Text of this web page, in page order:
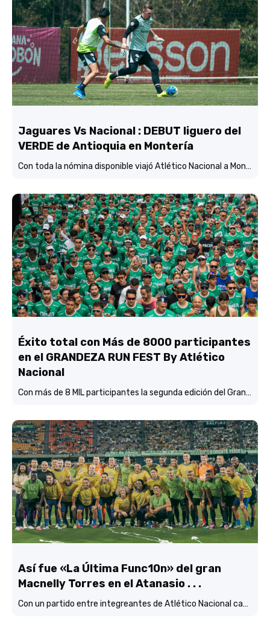
Jaguares Vs Nacional : DEBUT liguero del
VERDE de Antioquia en Montería
Con toda la nómina disponible viajó Atlético Nacional a Montería y está concentrado y listo para enfrentar mañana (3:45 p.m.) a Jaguares de Córdoba en el estadio Jaraguay.
Éxito total con Más de 8000 participantes
en el GRANDEZA RUN FEST By Atlético
Nacional
Con más de 8 MIL participantes la segunda edición del Grandeza Run Fest fue más que un éxito total.
Así fue «La Última Func10n» del gran
Macnelly Torres en el Atanasio . . .
Con un partido entre integreantes de Atlético Nacional campéon continental